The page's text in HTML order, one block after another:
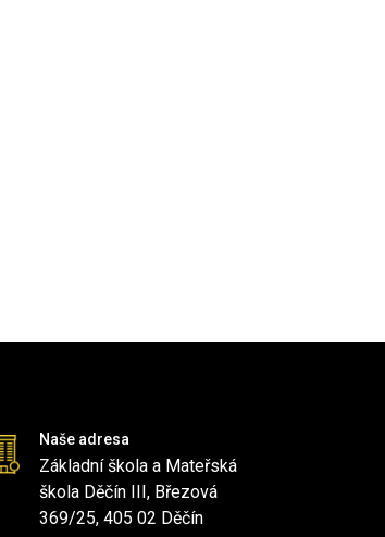
Naše adresa
Základní škola a Mateřská
škola Děčín III, Březová
369/25, 405 02 Děčín